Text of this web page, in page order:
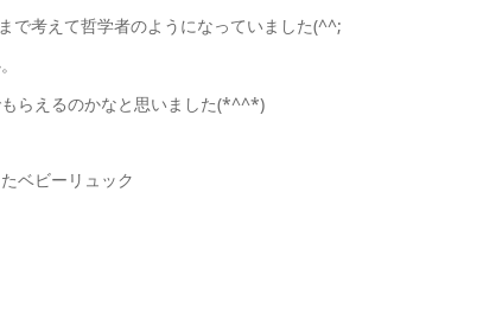
で考えて哲学者のようになっていました(^^;
らえるのかなと思いました(*^^*)
ベビーリュック